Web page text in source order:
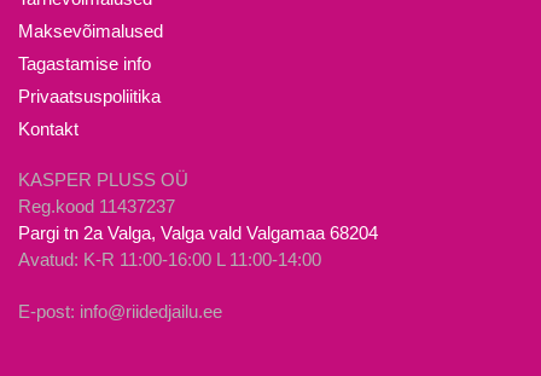
Maksevõimalused
Tagastamise info
Privaatsuspoliitika
Kontakt
KASPER PLUSS OÜ
Reg.kood 11437237
Pargi tn 2a Valga, Valga vald Valgamaa 68204
Avatud: K-R 11:00-16:00 L 11:00-14:00
E-post: info@riidedjailu.ee